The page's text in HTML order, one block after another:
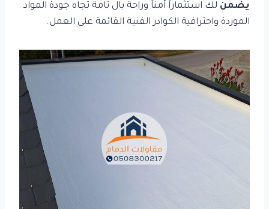
يضمن لك استثماراً آمناً وراحة بال تامة تجاه جودة المواد
الموردة واحترافية الكوادر الفنية القائمة على العمل.